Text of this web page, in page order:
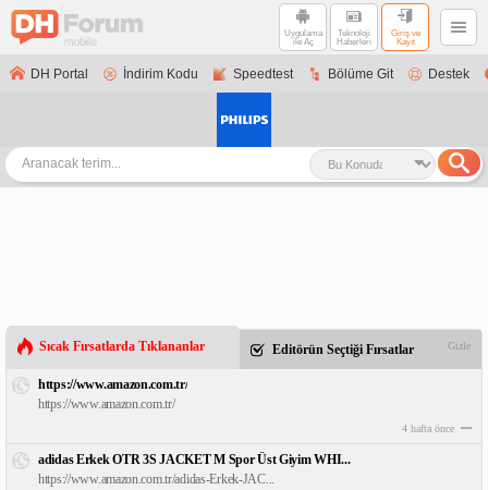
Uygulama
ile Aç
Teknoloji
Haberleri
Giriş ve
Kayıt
DH Portal İndirim Kodu Speedtest Bölüme Git Destek
Sıcak Fırsatlarda Tıklananlar Editörün Seçtiği Fırsatlar Gizle
https://www.amazon.com.tr/
https://www.amazon.com.tr/
4 hafta önce
adidas Erkek OTR 3S JACKET M Spor Üst Giyim WHI...
https://www.amazon.com.tr/adidas-Erkek-JAC...